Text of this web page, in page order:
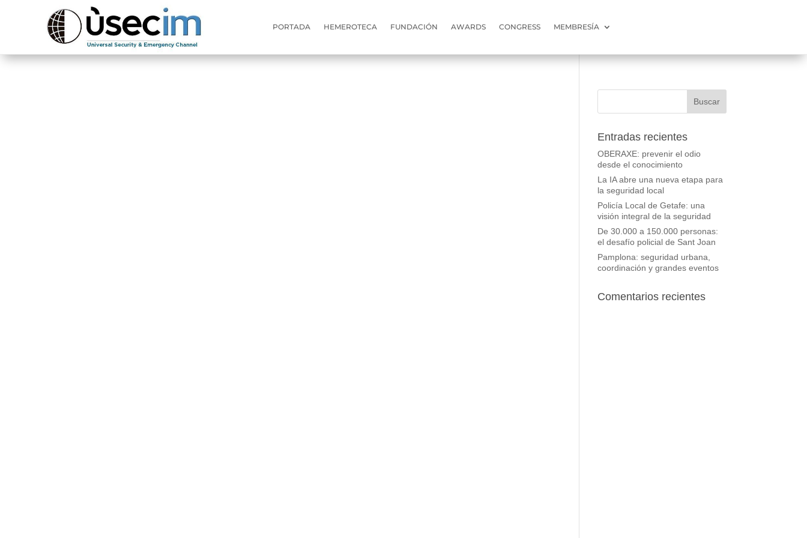
PORTADA HEMEROTECA FUNDACIÓN AWARDS CONGRESS MEMBRESÍA
Entradas recientes
OBERAXE: prevenir el odio
desde el conocimiento
La IA abre una nueva etapa para
la seguridad local
Policía Local de Getafe: una
visión integral de la seguridad
De 30.000 a 150.000 personas:
el desafío policial de Sant Joan
Pamplona: seguridad urbana,
coordinación y grandes eventos
Comentarios recientes